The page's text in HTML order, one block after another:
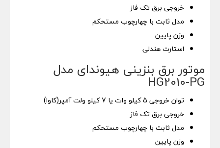
خروجی برق تک فاز
مدل ثابت با چهارچوب مستحکم
وزن پایین
استارت هندلی
موتور برق بنزینی هیوندای مدل
HG2010-PG
توان خروجی 5 کیلو وات یا 7 کیلو ولت آمپر(کاوا)
خروجی برق تک فاز
مدل ثابت با چهارچوب مستحکم
وزن پایین